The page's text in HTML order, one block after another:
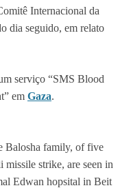
Internacional da
dia seguido, em relato
serviço “SMS Blood
em Gaza.